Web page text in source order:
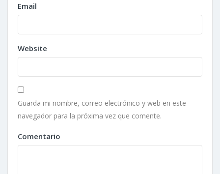
Email
Website
Guarda mi nombre, correo electrónico y web en este
navegador para la próxima vez que comente.
Comentario